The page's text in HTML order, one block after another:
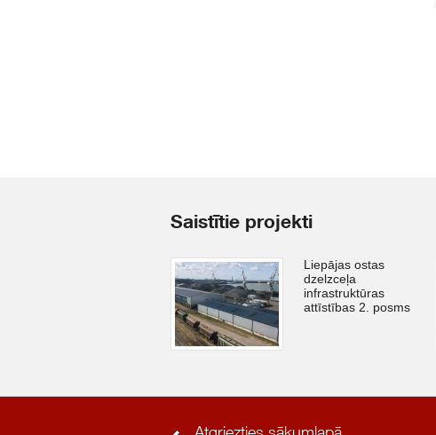
Saistītie projekti
Liepājas ostas
dzelzceļa
infrastruktūras
attīstības 2. posms